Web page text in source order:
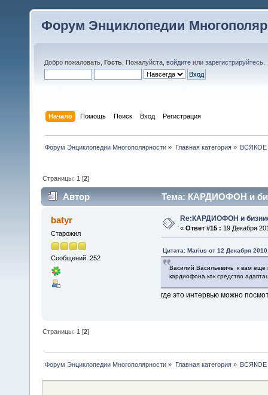
Форум Энциклопедии
Добро пожаловать, Гость . Пожалуйста, войдите или зарегистрируйтесь
Начало Помощь Поиск Вход Регистрация
Форум Энциклопедии Многополярности » Главная категория» ВСЯКОЕ
Страницы: 1 [2]
Автор Тема: КАРДИОФОН и
batyr
Старожил
Сообщений: 252
Re:КАРДИОФОН и
« Ответ #15 : 19 Декабря
Цитата: Marius от 12 Декабря
Василий Васильевичь к вам еще
кардиофона как средство
где это интервью можно
Страницы:1 [2]
Форум Энциклопедии Многополярности » Главная категория» ВСЯКОЕ